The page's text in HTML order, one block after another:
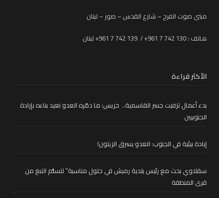
مبنى صوت الفرح – شارع القدس – صور – لبنان
هاتف : 130 742 7 961+ / 139 742 7 961+ لبنان
الأكثر قراءة
بدء أعمال تزفيت جسر القاسمية.. خريس: ما دمّره العدو نعيد بناءه بإرادة
الجنوبيين
إبادة بيئية في الجنوب: العدو يسرق الزيتون!
سقلاوي بحث مع رئيس بلدية رميش في حلول مناسبة” لتسلُّم التبغ من
قرى المنطقة